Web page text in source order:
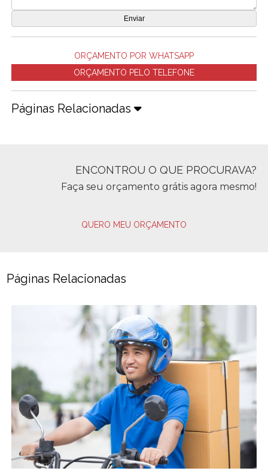
ORÇAMENTO POR WHATSAPP
ORÇAMENTO PELO TELEFONE
Páginas Relacionadas
ENCONTROU O QUE PROCURAVA?
Faça seu orçamento grátis agora mesmo!
QUERO MEU ORÇAMENTO
Páginas Relacionadas